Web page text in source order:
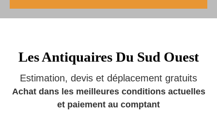
Les Antiquaires Du Sud Ouest
Estimation, devis et déplacement gratuits
Achat dans les meilleures conditions actuelles
et paiement au comptant